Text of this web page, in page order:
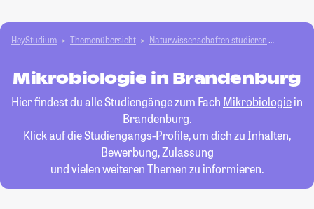
HeyStudium Themenübersicht Natur­wissenschaften studieren
Mikrobiologie in Brandenburg
Hier findest du alle Studiengänge zum Fach Mikrobiologiein
Brandenburg.
Klick auf die Studiengangs-Profile, um dich zu Inhalten,
Bewerbung, Zulassung
und vielen weiteren Themen zu informieren.